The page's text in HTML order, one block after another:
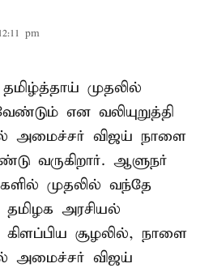
pm
தமிழ்த்தாய் முதலில்
என வலியுறுத்தி
அமைச்சர் விஜய் நாளை
வருகிறார். ஆளுநர்
முதலில் வந்தே
தமிழக அரசியல்
சூழலில், நாளை
அமைச்சர் விஜய்